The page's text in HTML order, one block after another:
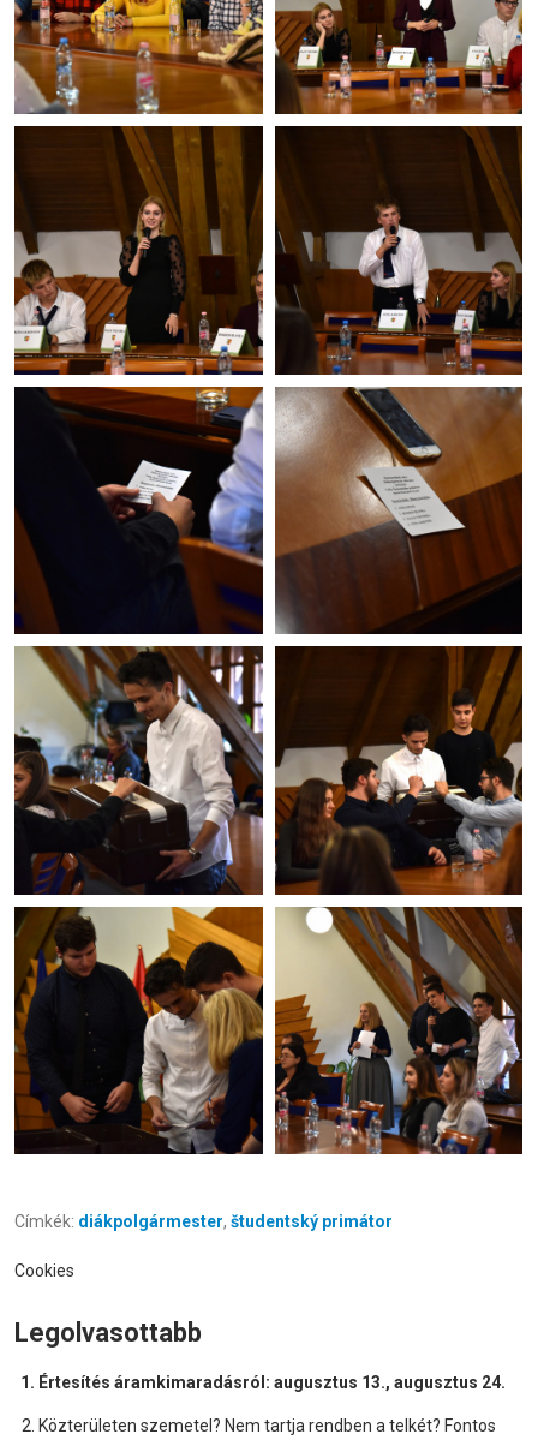
Címkék: diákpolgármester, študentský primátor
Cookies
Legolvasottabb
Értesítés áramkimaradásról: augusztus 13., augusztus 24.
Közterületen szemetel? Nem tartja rendben a telkét? Fontos